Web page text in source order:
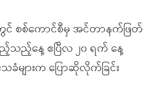
စစ်ကောင်စီမှ အင်တာနက်ဖြတ်
ည့်နေ့ ဧပြီလ ၂၀ ရက် နေ့
များက ပြောဆိုလိုက်ခြင်း